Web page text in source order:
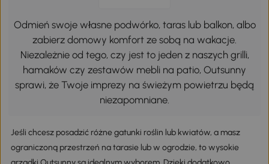
Odmień swoje własne podwórko, taras lub balkon, albo
zabierz domowy komfort ze sobą na wakacje.
Niezależnie od tego, czy jest to jeden z naszych grilli,
hamaków czy zestawów mebli na patio, Outsunny
sprawi, że Twoje imprezy na świeżym powietrzu będą
niezapomniane.
Jeśli chcesz posadzić różne gatunki roślin lub kwiatów, a masz
ograniczoną przestrzeń na tarasie lub w ogrodzie, to wysokie